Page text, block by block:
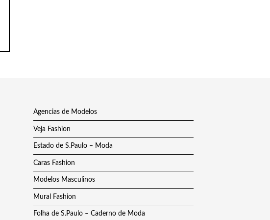
Agencias de Modelos
Veja Fashion
Estado de S.Paulo – Moda
Caras Fashion
Modelos Masculinos
Mural Fashion
Folha de S.Paulo – Caderno de Moda